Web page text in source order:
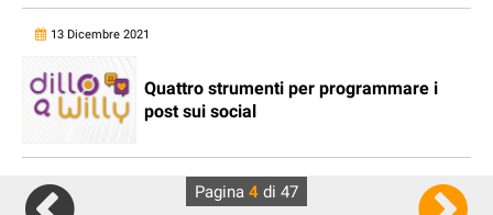
13 Dicembre 2021
Quattro strumenti per programmare i
post sui social
Pagina 4 di 47